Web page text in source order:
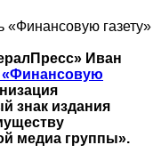
Иван
«Финансовую
знак издания
медиа группы».